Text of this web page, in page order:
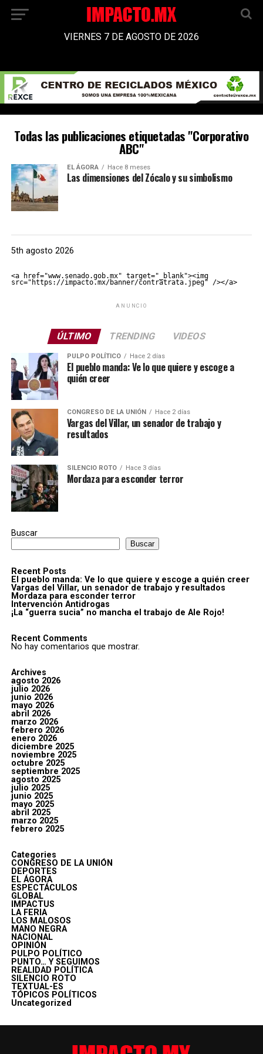
VIERNES 7 DE AGOSTO DE 2026
Todas las publicaciones etiquetadas "Corporativo
ABC"
EL ÁGORA Hace 8 meses
Las dimensiones del Zócalo y su simbolismo
5th agosto 2026
<a href="www.senado.gob.mx" target="_blank"><img
src="https://impacto.mx/banner/contratrata.jpeg" /></a>
ANUNCIO
ÚLTIMO TRENDING VIDEOS
PULPO POLÍTICO Hace 2 días
El pueblo manda: Ve lo que quiere y escoge a
quién creer
CONGRESO DE LA UNIÓN Hace 2 días
Vargas del Villar, un senador de trabajo y
resultados
SILENCIO ROTO Hace 3 días
Mordaza para esconder terror
Buscar
Buscar
Recent Posts
El pueblo manda: Ve lo que quiere y escoge a quién creer
Vargas del Villar, un senador de trabajo y resultados
Mordaza para esconder terror
Intervención Antidrogas
¡La “guerra sucia” no mancha el trabajo de Ale Rojo!
Recent Comments
No hay comentarios que mostrar.
Archives
agosto 2026
julio 2026
junio 2026
mayo 2026
abril 2026
marzo 2026
febrero 2026
enero 2026
diciembre 2025
noviembre 2025
octubre 2025
septiembre 2025
agosto 2025
julio 2025
junio 2025
mayo 2025
abril 2025
marzo 2025
febrero 2025
Categories
CONGRESO DE LA UNIÓN
DEPORTES
EL ÁGORA
ESPECTÁCULOS
GLOBAL
IMPACTUS
LA FERIA
LOS MALOSOS
MANO NEGRA
NACIONAL
OPINIÓN
PULPO POLÍTICO
PUNTO… Y SEGUIMOS
REALIDAD POLÍTICA
SILENCIO ROTO
TEXTUAL-ES
TÓPICOS POLÍTICOS
Uncategorized